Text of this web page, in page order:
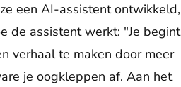
een AI-assistent ontwikkeld,
de assistent werkt: "Je begint
verhaal te maken door meer
je oogkleppen af. Aan het